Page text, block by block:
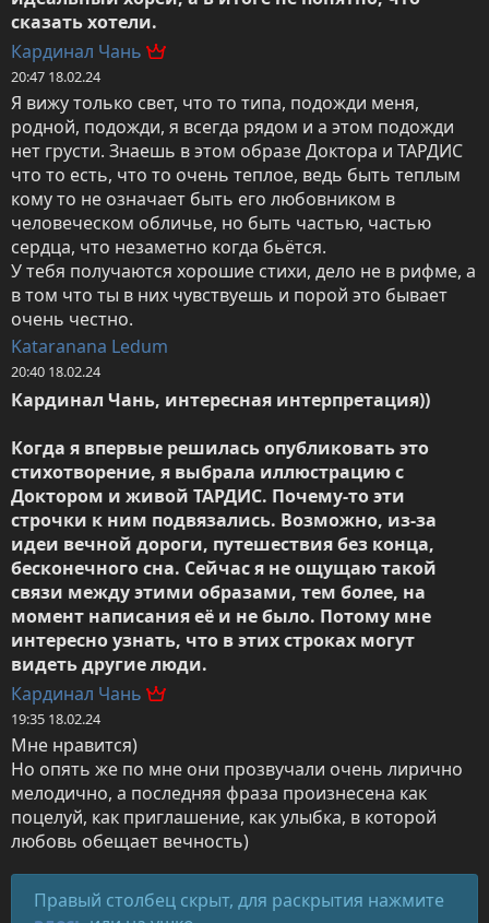
сказать хотели.
Кардинал Чань
20:47 18.02.24
Я вижу только свет, что то типа, подожди меня,
родной, подожди, я всегда рядом и а этом подожди
нет грусти. Знаешь в этом образе Доктора и ТАРДИС
что то есть, что то очень теплое, ведь быть теплым
кому то не означает быть его любовником в
человеческом обличье, но быть частью, частью
сердца, что незаметно когда бьётся.
У тебя получаются хорошие стихи, дело не в рифме, а
в том что ты в них чувствуешь и порой это бывает
очень честно.
Kataranana Ledum
20:40 18.02.24
Кардинал Чань, интересная интерпретация))
Когда я впервые решилась опубликовать это
стихотворение, я выбрала иллюстрацию с
Доктором и живой ТАРДИС. Почему-то эти
строчки к ним подвязались. Возможно, из-за
идеи вечной дороги, путешествия без конца,
бесконечного сна. Сейчас я не ощущаю такой
связи между этими образами, тем более, на
момент написания её и не было. Потому мне
интересно узнать, что в этих строках могут
видеть другие люди.
Кардинал Чань
19:35 18.02.24
Мне нравится)
Но опять же по мне они прозвучали очень лирично
мелодично, а последняя фраза произнесена как
поцелуй, как приглашение, как улыбка, в которой
любовь обещает вечность)
Правый столбец скрыт, для раскрытия нажмите